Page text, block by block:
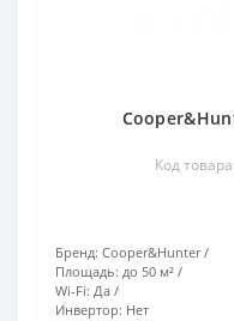
Код
Бренд: Cooper&Hunter
Площадь: до 50 м²
Wi-Fi: Да
Инвертор: Нет